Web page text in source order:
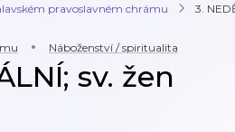
pravoslavném chrámu 3.
Náboženství / spiritualita
sv. žen